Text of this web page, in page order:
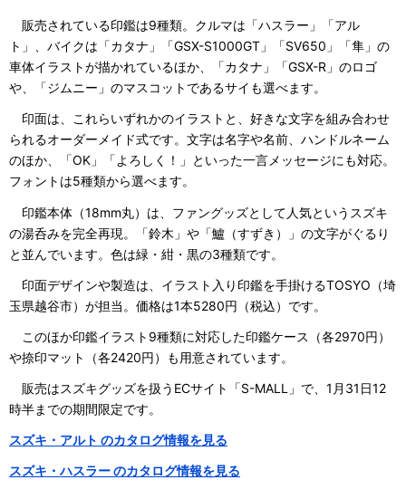
販売されている印鑑は9種類。クルマは「ハスラー」「アル
ト」、バイクは「カタナ」「GSX-S1000GT」「SV650」「隼」の
車体イラストが描かれているほか、「カタナ」「GSX-R」のロゴ
や、「ジムニー」のマスコットであるサイも選べます。
印面は、これらいずれかのイラストと、好きな文字を組み合わせ
られるオーダーメイド式です。文字は名字や名前、ハンドルネーム
のほか、「OK」「よろしく！」といった一言メッセージにも対応。
フォントは5種類から選べます。
印鑑本体（18mm丸）は、ファングッズとして人気というスズキ
の湯呑みを完全再現。「鈴木」や「鱸（すずき）」の文字がぐるり
と並んでいます。色は緑・紺・黒の3種類です。
印面デザインや製造は、イラスト入り印鑑を手掛けるTOSYO（埼
玉県越谷市）が担当。価格は1本5280円（税込）です。
このほか印鑑イラスト9種類に対応した印鑑ケース（各2970円）
や捺印マット（各2420円）も用意されています。
販売はスズキグッズを扱うECサイト「S-MALL」で、1月31日12
時半までの期間限定です。
スズキ・アルト のカタログ情報を見る
スズキ・ハスラー のカタログ情報を見る